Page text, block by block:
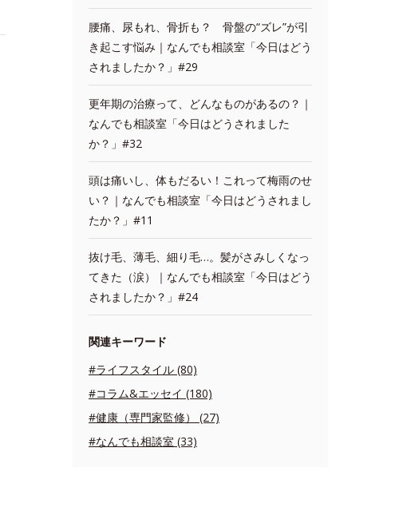
腰痛、尿もれ、骨折も？ 骨盤の“ズレ”が引
き起こす悩み｜なんでも相談室「今日はどう
されましたか？」#29
更年期の治療って、どんなものがあるの？｜
なんでも相談室「今日はどうされました
か？」#32
頭は痛いし、体もだるい！これって梅雨のせ
い？｜なんでも相談室「今日はどうされまし
たか？」#11
抜け毛、薄毛、細り毛…。髪がさみしくなっ
てきた（涙）｜なんでも相談室「今日はどう
されましたか？」#24
関連キーワード
#ライフスタイル (80)
#コラム&エッセイ (180)
#健康（専門家監修） (27)
#なんでも相談室 (33)